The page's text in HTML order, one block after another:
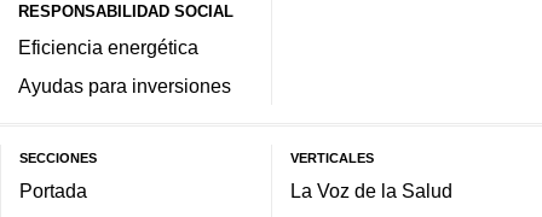
RESPONSABILIDAD SOCIAL
Eficiencia energética
Ayudas para inversiones
SECCIONES
Portada
VERTICALES
La Voz de la Salud